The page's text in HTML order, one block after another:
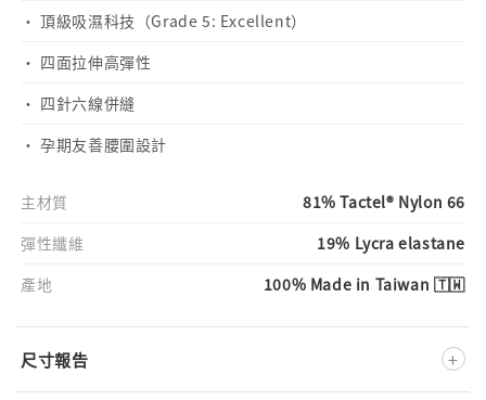
· 頂級吸濕科技（Grade 5: Excellent）
· 四面拉伸高彈性
· 四針六線併縫
· 孕期友善腰圍設計
主材質
81% Tactel® Nylon 66
彈性纖維
19% Lycra elastane
產地
100% Made in Taiwan 🇹🇼
尺寸報告 +